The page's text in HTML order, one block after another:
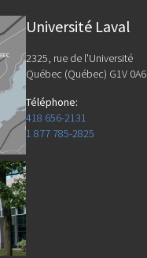
Université Laval
2325, rue de l'Université
Québec (Québec) G1V 0A6
Téléphone:
418 656-2131
1 877 785-2825